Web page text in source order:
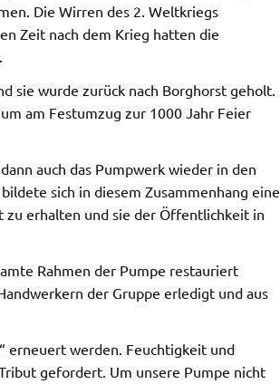
Die Wirren des 2. Weltkriegs
Zeit nach dem Krieg hatten die
sie wurde zurück nach Borghorst geholt.
am Festumzug zur 1000 Jahr Feier
auch das Pumpwerk wieder in den
sich in diesem Zusammenhang eine
zu erhalten und sie der Öffentlichkeit in
Rahmen der Pumpe restauriert
der Gruppe erledigt und aus
erneuert werden. Feuchtigkeit und
gefordert. Um unsere Pumpe nicht